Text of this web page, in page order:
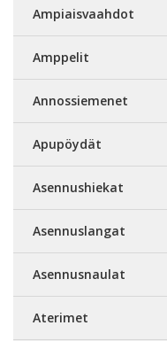
Ampiaisvaahdot
Amppelit
Annossiemenet
Apupöydät
Asennushiekat
Asennuslangat
Asennusnaulat
Aterimet